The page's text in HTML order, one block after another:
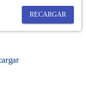
RECARGAR